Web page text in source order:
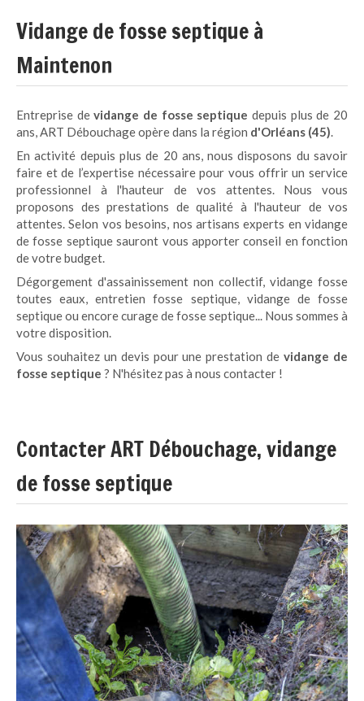
Vidange de fosse septique à
Maintenon
Entreprise devidange de fosse septiquedepuis plus de 20
ans, ART Débouchage opère dans la région d'Orléans (45).
En activité depuis plus de 20 ans, nous disposons du savoir
faire et de l’expertise nécessaire pour vous offrir un service
professionnel à l'hauteur de vos attentes. Nous vous
proposons des prestations de qualité à l'hauteur de vos
attentes. Selon vos besoins, nos artisans experts en vidange
de fosse septique sauront vous apporter conseil en fonction
de votre budget.
Dégorgement d'assainissement non collectif, vidange fosse
toutes eaux, entretien fosse septique, vidange de fosse
septique ou encore curage de fosse septique... Nous sommes à
votre disposition.
Vous souhaitez un devis pour une prestation devidange de
fosse septique ? N'hésitez pas à nous contacter !
Contacter ART Débouchage, vidange
de fosse septique